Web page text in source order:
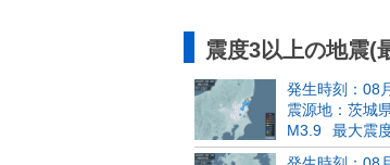
震度3以上の地震(
発生時刻：08
震源地：茨城
M3.9
最大震